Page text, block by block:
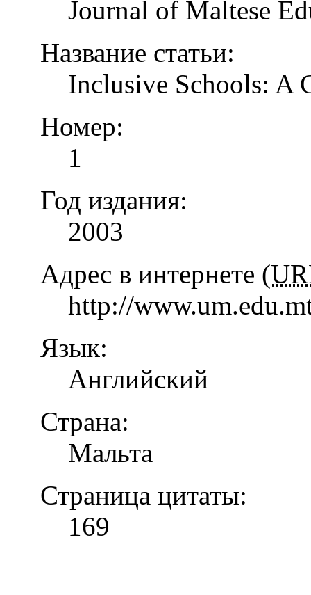
Journal of Maltese
Название статьи:
Inclusive Schools: A
Номер:
1
Год издания:
2003
Адрес в интернете (
http://
Язык:
Английский
Страна:
Мальта
Страница цитаты:
169